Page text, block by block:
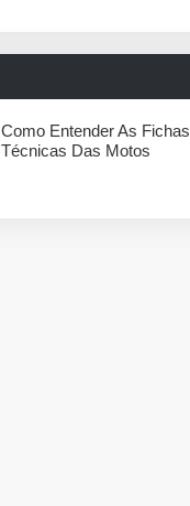
Como Entender As Fichas
Técnicas Das Motos